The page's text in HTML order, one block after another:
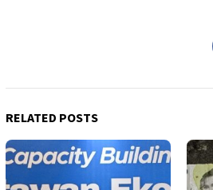
RELATED POSTS